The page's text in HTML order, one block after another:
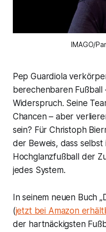
IMAGO/
Pep Guardiola
berechenbaren Fußball
Widerspruch. Seine
Chancen – aber
sein? Für Christoph
der Beweis, dass
Hochglanzfußball der
jedes System.
In seinem neuen Buch
(jetzt bei Amazon
der hartnäckigsten